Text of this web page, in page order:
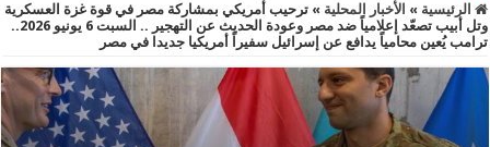
الرئيسية » الأخبار المحلية » ترحيب أمريكي بمشاركة مصر في قوة غزة العسكرية
وتل أبيب تصعّد إعلامياً ضد مصر وعودة الحديث عن التهجير .. السبت 6 يونيو 2026..
ترامب يُعين محامياً يدافع عن إسرائيل سفيراً أمريكيا جديدا في مصر